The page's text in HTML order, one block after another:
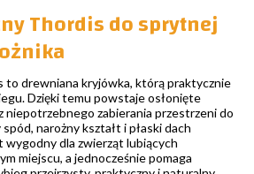
Thordis do sprytnej
to drewniana kryjówka, którą praktycznie
Dzięki temu powstaje osłonięte
niepotrzebnego zabierania przestrzeni do
narożny kształt i płaski dach
wygodny dla zwierząt lubiących
miejscu, a jednocześnie pomaga